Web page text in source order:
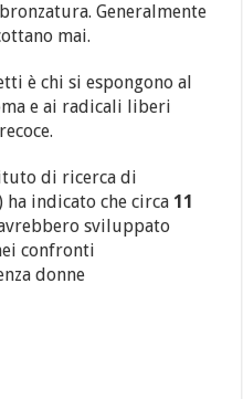
Generalmente
mai.
è chi si espongono al
e ai radicali liberi
di ricerca di
indicato che circa 11
sviluppato
confronti
donne